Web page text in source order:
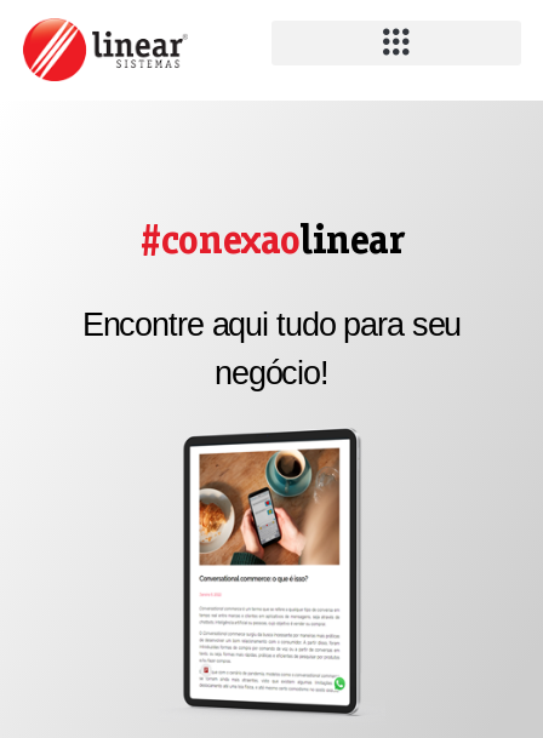
#conexaolinear
Encontre aqui tudo para seu
negócio!